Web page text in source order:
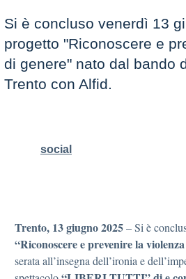
Si è concluso venerdì 13
progetto "Riconoscere e
di genere" nato dal bando
Trento con Alfid.
social
Trento, 13 giugno 2025– Si è
“Riconoscere e prevenire la
serata all’insegna dell’ironia e